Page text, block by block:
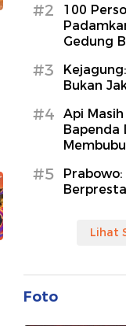
#2
100
Gedung
#3
Bukan
#4
Api
Bapenda
#5
Lihat
Foto